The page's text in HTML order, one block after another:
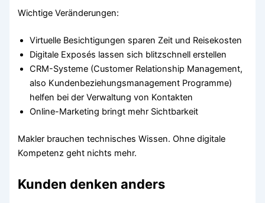
Wichtige Veränderungen:
Virtuelle Besichtigungen sparen Zeit und Reisekosten
Digitale Exposés lassen sich blitzschnell erstellen
CRM-Systeme (Customer Relationship Management,
also Kundenbeziehungsmanagement Programme)
helfen bei der Verwaltung von Kontakten
Online-Marketing bringt mehr Sichtbarkeit
Makler brauchen technisches Wissen. Ohne digitale
Kompetenz geht nichts mehr.
Kunden denken anders